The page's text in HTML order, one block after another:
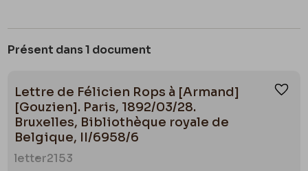
Présent dans 1 document
Lettre de Félicien Rops à [Armand]
[Gouzien]. Paris, 1892/03/28.
Bruxelles, Bibliothèque royale de
Belgique, II/6958/6
letter2153